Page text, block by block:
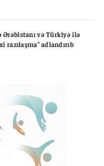
Ərəbistanı və Türkiyə ilə
razılaşma" adlandırıb